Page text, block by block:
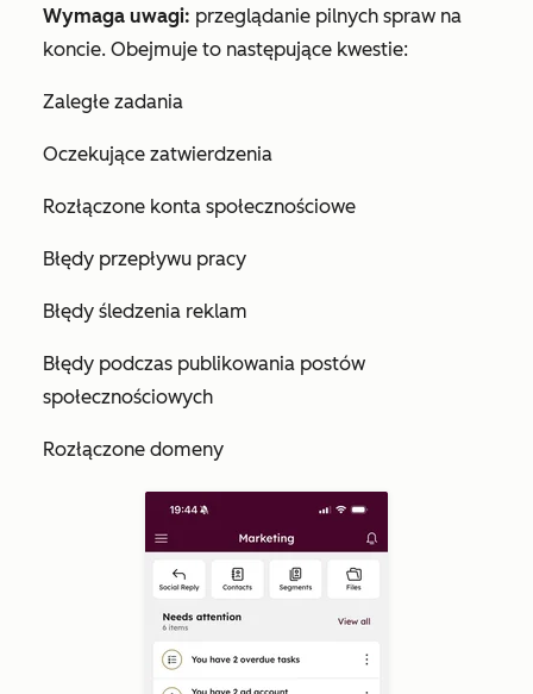
Wymaga uwagi: przeglądanie pilnych spraw na
koncie. Obejmuje to następujące kwestie:
Zaległe zadania
Oczekujące zatwierdzenia
Rozłączone konta społecznościowe
Błędy przepływu pracy
Błędy śledzenia reklam
Błędy podczas publikowania postów
społecznościowych
Rozłączone domeny